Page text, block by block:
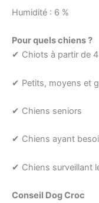
Humidité : 6 %
Pour quels chiens ?
✔ Chiots à partir de
✔ Petits, moyens et
✔ Chiens seniors
✔ Chiens ayant
✔ Chiens surveillant
Conseil Dog Croc